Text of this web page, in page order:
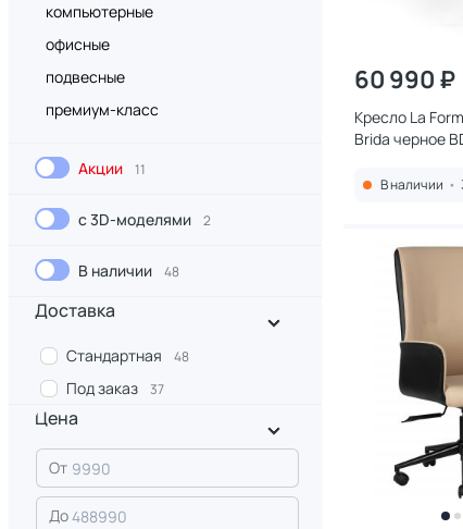
компьютерные
офисные
подвесные
премиум-класс
Акции 11
с 3D-моделями 2
В наличии 48
Доставка
Стандартная 48
Под заказ 37
Цена
От
До
60 990 ₽
Кресло La
Brida черное
В наличии •